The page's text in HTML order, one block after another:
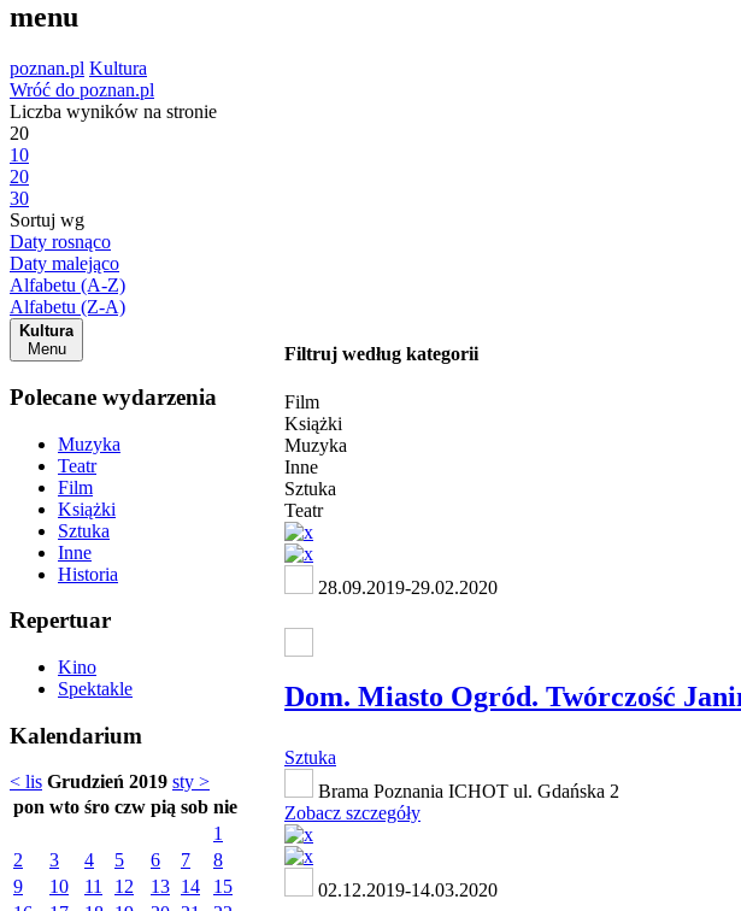
menu
poznan.pl Kultura
Wróć do poznan.pl
Liczba wyników na stronie
20
10
20
30
Sortuj wg
Daty rosnąco
Daty malejąco
Alfabetu (A-Z)
Alfabetu (Z-A)
Kultura
Menu
Polecane wydarzenia
Muzyka
Teatr
Film
Książki
Sztuka
Inne
Historia
Repertuar
Kino
Spektakle
Kalendarium
< lis Grudzień 2019 sty >
pon wto śro czw pią sob nie
1
2
3 4 5 6 7
8
9
10 11 12 13 14
15
Filtruj według kategorii
Film
Książki
Muzyka
Inne
Sztuka
Teatr
28.09.2019-29.02.2020
Dom. Miasto Ogród. Twórczość
Sztuka
Brama Poznania ICHOT ul. Gdańska 2
Zobacz szczegóły
02.12.2019-14.03.2020